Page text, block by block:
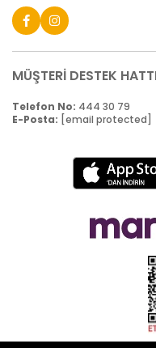
MÜŞTERİ DESTEK
Telefon No: 444 30 79
E-Posta: [email protected]